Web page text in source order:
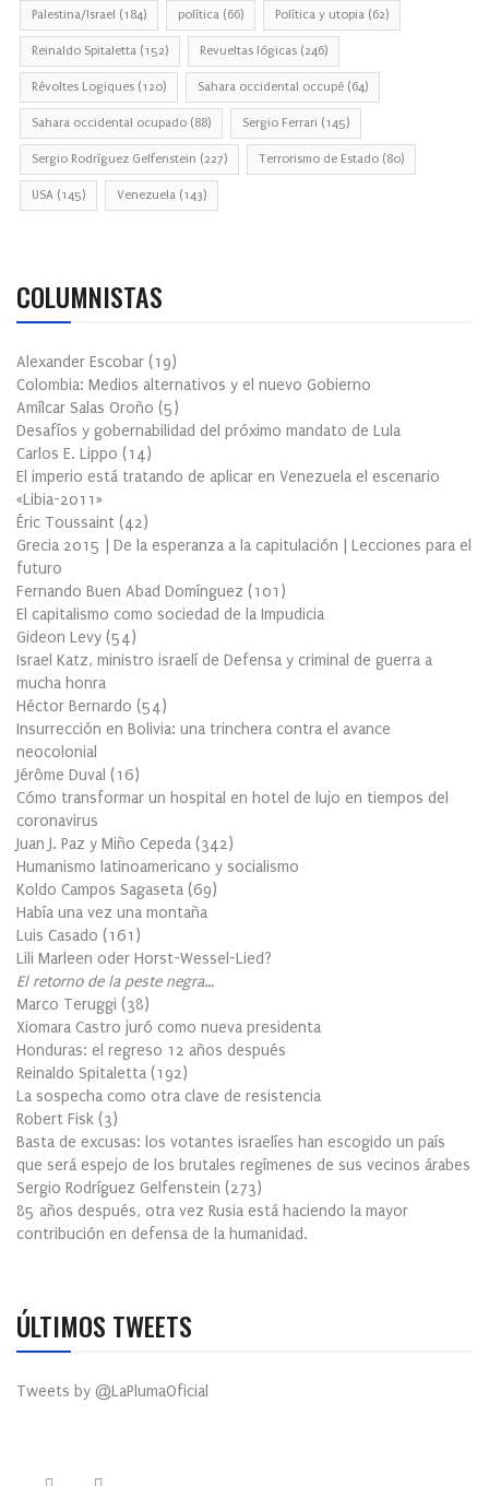
Palestina/Israel (184) política (66) Política y utopia (62)
Reinaldo Spitaletta (152) Revueltas lógicas (246)
Révoltes Logiques (120) Sahara occidental occupé (64)
Sahara occidental ocupado (88) Sergio Ferrari (145)
Sergio Rodríguez Gelfenstein (227) Terrorismo de Estado (80)
USA (145) Venezuela (143)
COLUMNISTAS
Alexander Escobar (19)
Colombia: Medios alternativos y el nuevo Gobierno
Amílcar Salas Oroño (5)
Desafíos y gobernabilidad del próximo mandato de Lula
Carlos E. Lippo (14)
El imperio está tratando de aplicar en Venezuela el escenario
«Libia-2011»
Éric Toussaint (42)
Grecia 2015 | De la esperanza a la capitulación | Lecciones para el
futuro
Fernando Buen Abad Domínguez (101 )
El capitalismo como sociedad de la Impudicia
Gideon Levy (54)
Israel Katz, ministro israelí de Defensa y criminal de guerra a
mucha honra
Héctor Bernardo (54)
Insurrección en Bolivia: una trinchera contra el avance
neocolonial
Jérôme Duval (16)
Cómo transformar un hospital en hotel de lujo en tiempos del
coronavirus
Juan J. Paz y Miño Cepeda (342)
Humanismo latinoamericano y socialismo
Koldo Campos Sagaseta (69)
Había una vez una montaña
Luis Casado (161 )
Lili Marleen oder Horst-Wessel-Lied?
El retorno de la peste negra…
Marco Teruggi (38)
Xiomara Castro juró como nueva presidenta
Honduras: el regreso 12 años después
Reinaldo Spitaletta (192)
La sospecha como otra clave de resistencia
Robert Fisk (3)
Basta de excusas: los votantes israelíes han escogido un país
que será espejo de los brutales regímenes de sus vecinos árabes
Sergio Rodríguez Gelfenstein (273)
85 años después, otra vez Rusia está haciendo la mayor
contribución en defensa de la humanidad.
ÚLTIMOS TWEETS
Tweets by @LaPlumaOficial